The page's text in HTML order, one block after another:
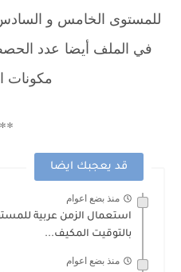
للمستوى الخامس و
في الملف أيضا عدد
مكونات
قد يعجبك ايضا
منذ بضع اعوام
استعمال الزمن عربية
بالتوقيت المكيف...
منذ بضع اعوام